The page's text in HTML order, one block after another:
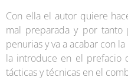
Con ella el autor quiere
mal preparada y por tanto
penurias y va a acabar con
la introduce en el prefacio
tácticas y técnicas en el